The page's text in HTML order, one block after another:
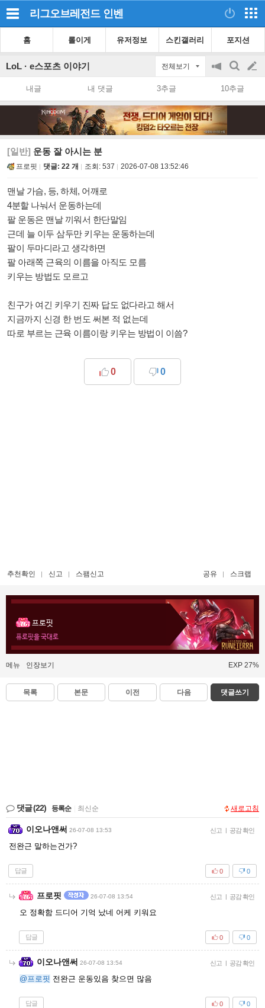
리그오브레전드 인벤
홈 롤이게 유저정보 스킨갤러리 포지션
LoL · e스포츠 이야기 전체보기
공
지
on/off
검
색
글
쓰
내글 내 댓글 3추글 10추글
[일반] 운동 잘 아시는 분
프로핏 댓글: 22 개 조회: 537 2026-07-08 13:52:46
맨날 가슴, 등, 하체, 어깨로
4분할 나눠서 운동하는데
팔 운동은 맨날 끼워서 한단말임
근데 늘 이두 삼두만 키우는 운동하는데
팔이 두마디라고 생각하면
팔 아래쪽 근육의 이름을 아직도 모름
키우는 방법도 모르고
친구가 여긴 키우기 진짜 답도 없다라고 해서
지금까지 신경 한 번도 써본 적 없는데
따로 부르는 근육 이름이랑 키우는 방법이 이씀?
0 0
추천확인 신고 스팸신고 공유 스크랩
프로핏
퓨로핏을 국대로
메뉴 인장보기 EXP 27%
목록 본문 이전 다음 댓글쓰기
댓글(22) 등록순 최신순 새로고침
이오나앤써 26-07-08 13:53 신고 | 공감 확인
전완근 말하는건가?
답글 0
0
프로핏 26-07-08 13:54 신고 | 공감 확인
오 정확함 드디어 기억 났네 어케 키워요
답글 0
0
이오나앤써 26-07-08 13:54 신고 | 공감 확인
@프로핏 전완근 운동있음 찾으면 많음
답글 0
0